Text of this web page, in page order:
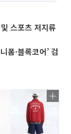
스포츠 저지류
폼·블록코어’ 검